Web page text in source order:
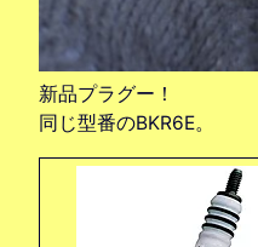
新品プラグー！
同じ型番のBKR6E。